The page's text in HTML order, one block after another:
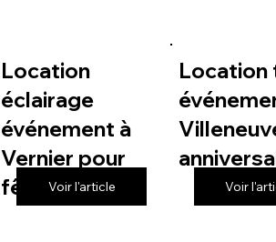
Location
éclairage
événement à
Vernier pour
fête de village
Voir l'article
Location
Voir